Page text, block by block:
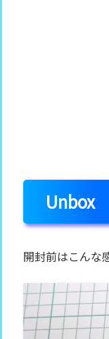
Unbox
開封前はこんな